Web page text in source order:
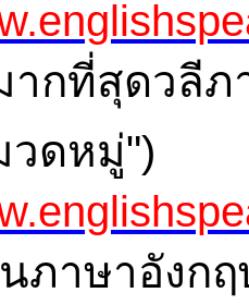
กที่สุดวลีภ
วดหมู่")
ภาษาอังก